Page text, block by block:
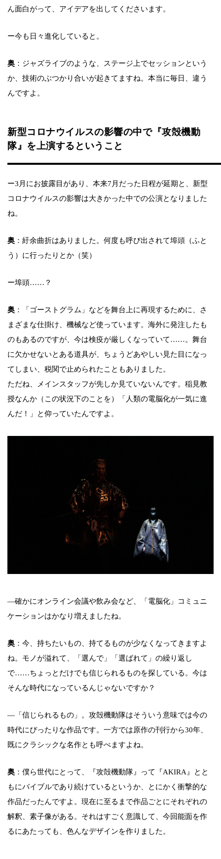
ん面白がって、アイデアを出してくださいます。
ー今も日々進化していると。
奥 ：ジャズライブのような、ステージ上でセッションという
か、技術のぶつかり合いが起きてますね。本当に毎日、違う
んですよ。
新型コロナウイルスの影響の中で『攻殻機動
隊』を上演するということ
ー3月にお披露目があり、本来7月だった日程が延期と、新型
コロナウイルスの影響は大きかった中での公演となりました
ね。
奥 ：紆余曲折はありました。何度も呼び出されて埠頭（ふと
う）に行ったりとか（笑）
ー埠頭……？
奥 ：「ゴーストグラム」などを舞台上に再現するために、さ
まざまな仕掛け、機械など使っています。海外に発注したも
のもあるのですが、今は検疫が厳しくなっていて……。舞台
に欠かせないとある道具が、ちょうどあやしい見た目になっ
てしまい、税関で止められたこともありました。
ただね、メインスタッフが先しか見ていないんです。稲見教
授なんか（この状況下のことを）「人類の電脳化が一気に進
んだ！」と仰っていたんですよ。
―確かにオンライン会議や飲み会など、「電脳化」コミュニ
ケーションはかなり増えましたね。
奥 ：今、持ちたいもの、持てるものが少なくなってきますよ
ね。モノが溢れて、「選んで」「選ばれて」の繰り返し
で……ちょっとだけでも信じられるものを探している。今は
そんな時代になっているんじゃないですか？
―「信じられるもの」。攻殻機動隊はそういう意味では今の
時代にぴったりな作品です。一方では原作の刊行から30年、
既にクラシックな名作とも呼べますよね。
奥 ：僕ら世代にとって、『攻殻機動隊』って『AKIRA』とと
もにバイブルであり続けているというか、とにかく衝撃的な
作品だったんですよ。現在に至るまで作品ごとにそれぞれの
解釈、素子像がある。それはすごく意識して、今回能面を作
るにあたっても、色んなデザインを作りました。